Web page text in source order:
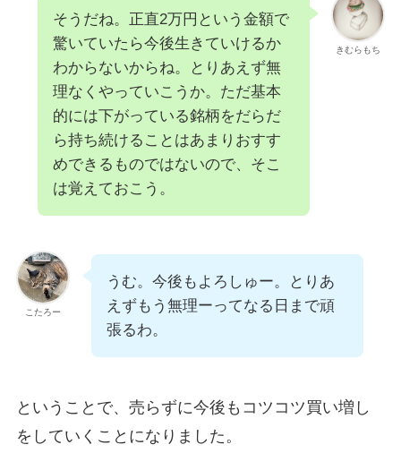
きむらもち
そうだね。正直2万円という金額で
驚いていたら今後生きていけるか
わからないからね。とりあえず無
理なくやっていこうか。ただ基本
的には下がっている銘柄をだらだ
ら持ち続けることはあまりおすす
めできるものではないので、そこ
は覚えておこう。
こたろー
うむ。今後もよろしゅー。とりあ
えずもう無理ーってなる日まで頑
張るわ。
ということで、売らずに今後もコツコツ買い増し
をしていくことになりました。